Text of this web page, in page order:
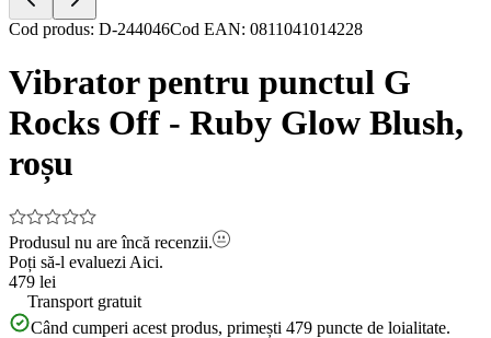
Item
of
10
Cod produs: D-244046Cod EAN: 0811041014228
Vibrator pentru punctul G
Rocks Off - Ruby Glow Blush,
roșu
Produsul nu are încă recenzii.
Poți să-l evaluezi Aici.
479 lei
Transport gratuit
Când cumperi acest produs, primești 479 puncte de loialitate.